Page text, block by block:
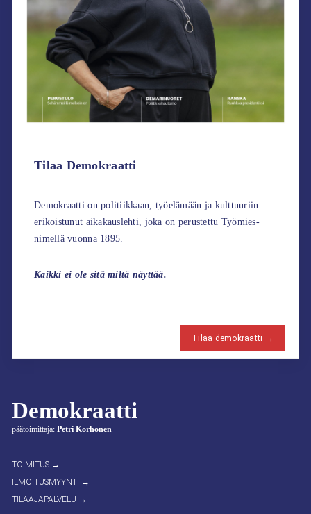
Demokraatti
päätoimittaja: Petri Korhonen
TOIMITUS →
ILMOITUSMYYNTI →
TILAAJAPALVELU →
Tilaa Demokraatti
Demokraatti on politiikkaan, työelämään ja kulttuuriin
erikoistunut aikakauslehti, joka on perustettu Työmies-
nimellä vuonna 1895.
Kaikki ei ole sitä miltä näyttää.
Tilaa demokraatti →